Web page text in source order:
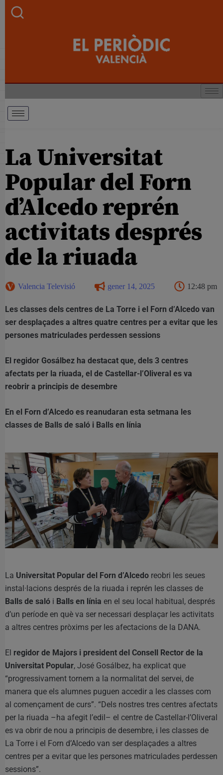
La Universitat
Popular del Forn
d’Alcedo reprén
activitats després
de la riuada
Valencia Televisió gener 14, 2025 12:48 pm
Les classes dels centres de La Torre i el Forn d’Alcedo van
ser desplaçades a altres quatre centres per a evitar que les
persones matriculades perdessen sessions
El regidor Gosálbez ha destacat que, dels 3 centres
afectats per la riuada, el de Castellar-l’Oliveral es va
reobrir a principis de desembre
En el Forn d’Alcedo es reanudaran esta setmana les
classes de Balls de saló i Balls en línia
La Universitat Popular del Forn d’Alcedo reobri les seues
instal·lacions després de la riuada i reprén les classes de
Balls de saló i Balls en línia en el seu local habitual, després
d’un període en què va ser necessari desplaçar les activitats
a altres centres pròxims per les afectacions de la DANA.
El regidor de Majors i president del Consell Rector de la
Universitat Popular, José Gosálbez, ha explicat que
“progressivament tornem a la normalitat del servei, de
manera que els alumnes puguen accedir a les classes com
al començament de curs”. “Dels nostres tres centres afectats
per la riuada –ha afegit l’edil– el centre de Castellar-l’Oliveral
es va obrir de nou a principis de desembre, i les classes de
La Torre i el Forn d’Alcedo van ser desplaçades a altres
centres per a evitar que les persones matriculades perdessen
sessions”.